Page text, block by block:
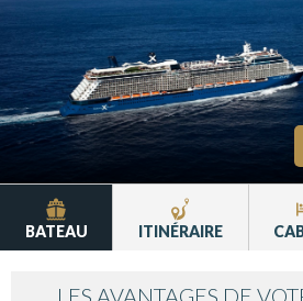
BATEAU ITINÉRAIRE
LES AVANTAGES DE